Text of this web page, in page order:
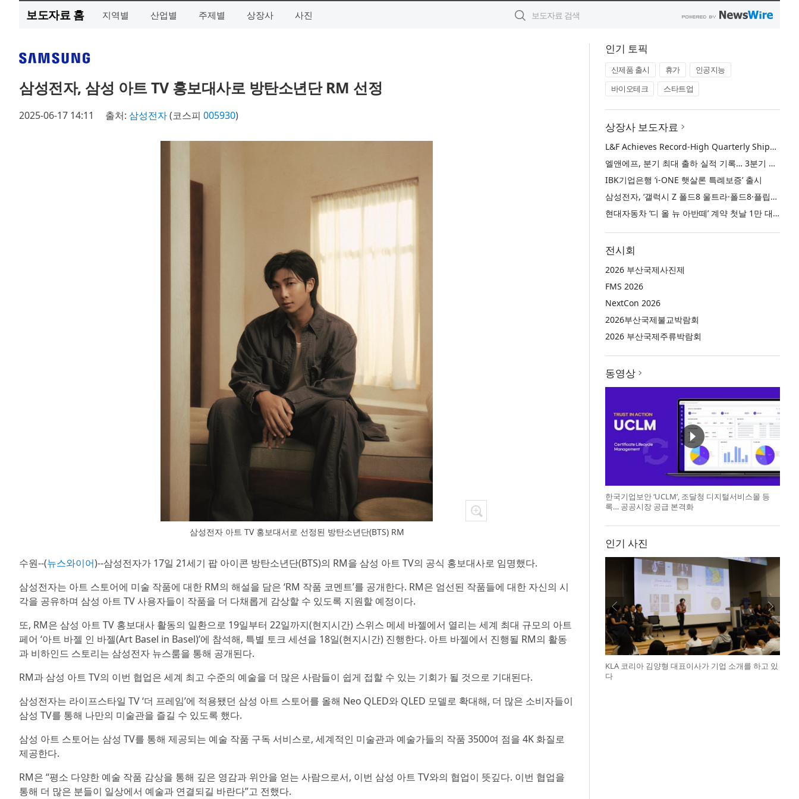
보도자료 홈 지역별 산업별 주제별 상장사 사진
삼성전자, 삼성 아트 TV 홍보대사로 방탄소년단 RM 선정
2025-06-17 14:11 출처: 삼성전자(코스피 005930)
삼성전자 아트 TV 홍보대서로 선정된 방탄소년단(BTS) RM
수원--(뉴스와이어)--삼성전자가 17일 21세기 팝 아이콘 방탄소년단(BTS)의 RM을 삼성 아트 TV의 공식 홍보대사로 임명했다.
삼성전자는 아트 스토어에 미술 작품에 대한 RM의 해설을 담은 ‘RM 작품 코멘트’를 공개한다. RM은 엄선된 작품들에 대한 자신의 시
각을 공유하며 삼성 아트 TV 사용자들이 작품을 더 다채롭게 감상할 수 있도록 지원할 예정이다.
또, RM은 삼성 아트 TV 홍보대사 활동의 일환으로 19일부터 22일까지(현지시간) 스위스 메세 바젤에서 열리는 세계 최대 규모의 아트
페어 ‘아트 바젤 인 바젤(Art Basel in Basel)’에 참석해, 특별 토크 세션을 18일(현지시간) 진행한다. 아트 바젤에서 진행될 RM의 활동
과 비하인드 스토리는 삼성전자 뉴스룸을 통해 공개된다.
RM과 삼성 아트 TV의 이번 협업은 세계 최고 수준의 예술을 더 많은 사람들이 쉽게 접할 수 있는 기회가 될 것으로 기대된다.
삼성전자는 라이프스타일 TV ‘더 프레임’에 적용됐던 삼성 아트 스토어를 올해 Neo QLED와 QLED 모델로 확대해, 더 많은 소비자들이
삼성 TV를 통해 나만의 미술관을 즐길 수 있도록 했다.
삼성 아트 스토어는 삼성 TV를 통해 제공되는 예술 작품 구독 서비스로, 세계적인 미술관과 예술가들의 작품 3500여 점을 4K 화질로
제공한다.
RM은 “평소 다양한 예술 작품 감상을 통해 깊은 영감과 위안을 얻는 사람으로서, 이번 삼성 아트 TV와의 협업이 뜻깊다. 이번 협업을
통해 더 많은 분들이 일상에서 예술과 연결되길 바란다”고 전했다.
인기 토픽
신제품 출시 휴가
인공지능
바이오테크
스타트업
상장사 보도자료
L&F Achieves Record-High Quarterly Shipments, Begins LFP Supply for North American ESS in Q3 Advancing its Two-Track NCM and LFP Growth Strategy
엘앤에프, 분기 최대 출하 실적 기록… 3분기 북미 ESS향 LFP 공급 착수 NCM+LFP ‘2-Track’ 성장 전략 실현
IBK기업은행 ‘i-ONE 햇살론 특례보증’ 출시
삼성전자, ‘갤럭시 Z 폴드8 울트라·폴드8·플립8’과 ‘갤럭시 워치 울트라2·워치9’ 국내 공식 출시
현대자동차 ‘디 올 뉴 아반떼’ 계약 첫날 1만 대 돌파
전시회
2026 부산국제사진제
FMS 2026
NextCon 2026
2026부산국제불교박람회
2026 부산국제주류박람회
동영상
한국기업보안 ‘UCLM’, 조달청 디지털서비스몰 등
록… 공공시장 공급 본격화
인기 사진
KLA 코리아 김양형 대표이사가 기업 소개를 하고 있
다